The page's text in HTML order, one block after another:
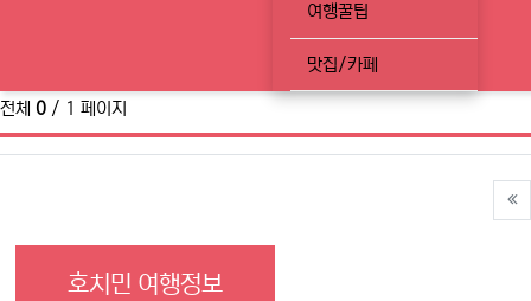
여행꿀팁
맛집/카페
전체 0 / 1 페이지
호치민 여행정보